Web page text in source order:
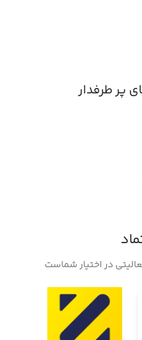
پر طرفدار
در اختیار شماست